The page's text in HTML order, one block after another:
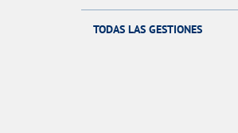
TODAS LAS GESTIONES